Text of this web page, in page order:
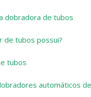
dobradora de tubos
de tubos possui?
tubos
automáticos de